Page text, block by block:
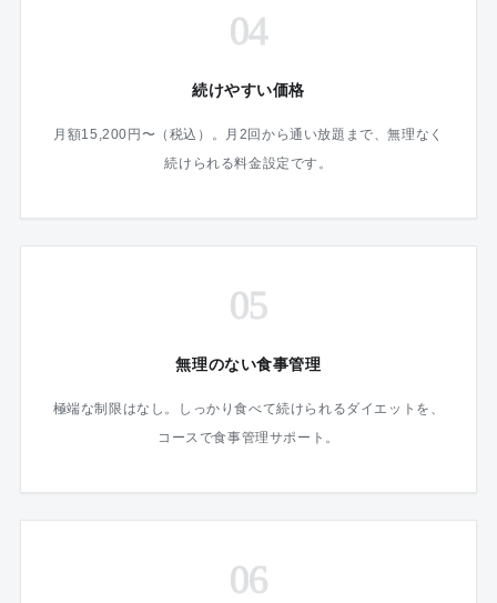
04
続けやすい価格
月額15,200円〜（税込）。月2回から通い放題まで、無理なく
続けられる料金設定です。
05
無理のない食事管理
極端な制限はなし。しっかり食べて続けられるダイエットを、
コースで食事管理サポート。
06